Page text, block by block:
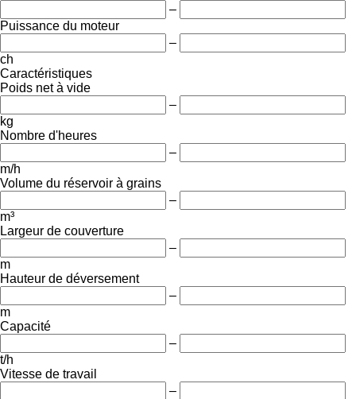
–
Puissance du moteur
–
ch
Caractéristiques
Poids net à vide
–
kg
Nombre d'heures
–
m/h
Volume du réservoir à grains
–
m³
Largeur de couverture
–
m
Hauteur de déversement
–
m
Capacité
–
t/h
Vitesse de travail
–